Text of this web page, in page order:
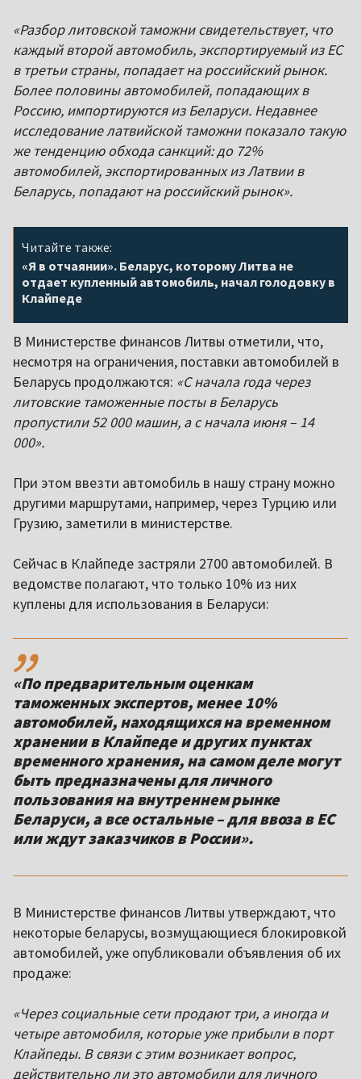
«Разбор литовской таможни свидетельствует, что
каждый второй автомобиль, экспортируемый из ЕС
в третьи страны, попадает на российский рынок.
Более половины автомобилей, попадающих в
Россию, импортируются из Беларуси. Недавнее
исследование латвийской таможни показало такую
же тенденцию обхода санкций: до 72%
автомобилей, экспортированных из Латвии в
Беларусь, попадают на российский рынок».
Читайте также:
«Я в отчаянии». Беларус, которому Литва не
отдает купленный автомобиль, начал голодовку в
Клайпеде
В Министерстве финансов Литвы отметили, что,
несмотря на ограничения, поставки автомобилей в
Беларусь продолжаются: «С начала года через
литовские таможенные посты в Беларусь
пропустили 52 000 машин, а с начала июня – 14
000».
При этом ввезти автомобиль в нашу страну можно
другими маршрутами, например, через Турцию или
Грузию, заметили в министерстве.
Сейчас в Клайпеде застряли 2700 автомобилей. В
ведомстве полагают, что только 10% из них
куплены для использования в Беларуси:
,,
«По предварительным оценкам
таможенных экспертов, менее 10%
автомобилей, находящихся на временном
хранении в Клайпеде и других пунктах
временного хранения, на самом деле могут
быть предназначены для личного
пользования на внутреннем рынке
Беларуси, а все остальные – для ввоза в ЕС
или ждут заказчиков в России».
В Министерстве финансов Литвы утверждают, что
некоторые беларусы, возмущающиеся блокировкой
автомобилей, уже опубликовали объявления об их
продаже:
«Через социальные сети продают три, а иногда и
четыре автомобиля, которые уже прибыли в порт
Клайпеды. В связи с этим возникает вопрос,
действительно ли это автомобили для личного